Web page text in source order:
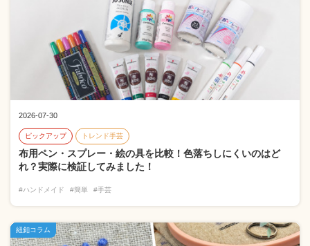
2026-07-30
ピックアップ トレンド手芸
布用ペン・スプレー・絵の具を比較！色落ちしにくいのはど
れ？実際に検証してみました！
#ハンドメイド #簡単 #手芸
紐釦コラム